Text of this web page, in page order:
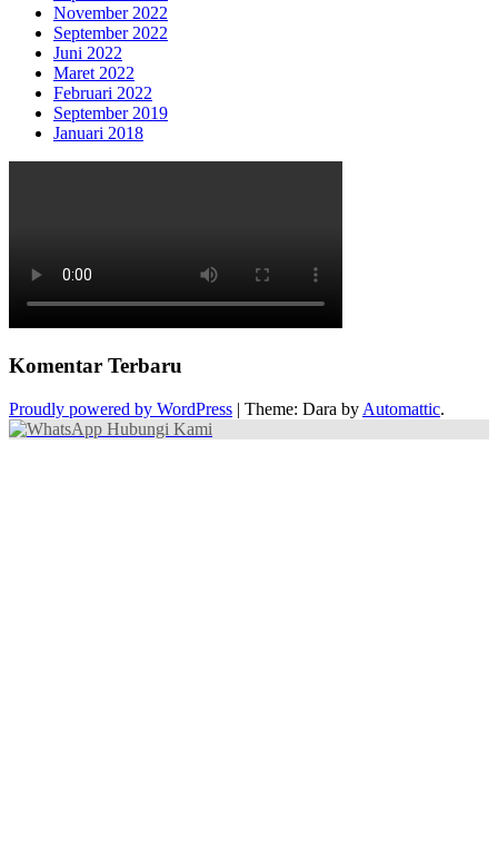
November 2022
September 2022
Juni 2022
Maret 2022
Februari 2022
September 2019
Januari 2018
Komentar Terbaru
Proudly powered by WordPress | Theme: Dara by Automattic.
Hubungi Kami